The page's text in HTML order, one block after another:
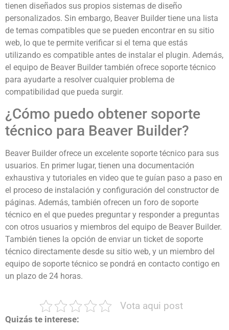
tienen diseñados sus propios sistemas de diseño
personalizados. Sin embargo, Beaver Builder tiene una lista
de temas compatibles que se pueden encontrar en su sitio
web, lo que te permite verificar si el tema que estás
utilizando es compatible antes de instalar el plugin. Además,
el equipo de Beaver Builder también ofrece soporte técnico
para ayudarte a resolver cualquier problema de
compatibilidad que pueda surgir.
¿Cómo puedo obtener soporte
técnico para Beaver Builder?
Beaver Builder ofrece un excelente soporte técnico para sus
usuarios. En primer lugar, tienen una documentación
exhaustiva y tutoriales en video que te guían paso a paso en
el proceso de instalación y configuración del constructor de
páginas. Además, también ofrecen un foro de soporte
técnico en el que puedes preguntar y responder a preguntas
con otros usuarios y miembros del equipo de Beaver Builder.
También tienes la opción de enviar un ticket de soporte
técnico directamente desde su sitio web, y un miembro del
equipo de soporte técnico se pondrá en contacto contigo en
un plazo de 24 horas.
Vota aqui post
Quizás te interese: